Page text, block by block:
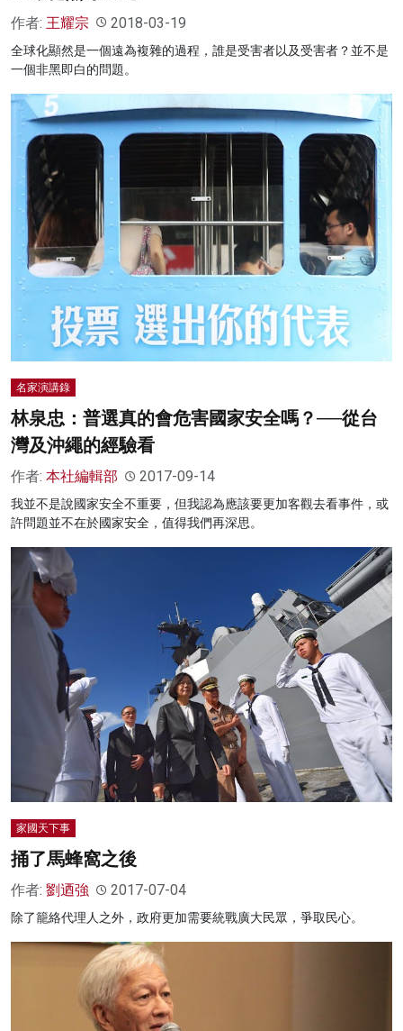
作者: 王耀宗 2018-03-19
全球化顯然是一個遠為複雜的過程，誰是受害者以及受害者？並不是
一個非黑即白的問題。
名家演講錄
林泉忠：普選真的會危害國家安全嗎？──從台
灣及沖繩的經驗看
作者: 本社編輯部 2017-09-14
我並不是說國家安全不重要，但我認為應該要更加客觀去看事件，或
許問題並不在於國家安全，值得我們再深思。
家國天下事
捅了馬蜂窩之後
作者: 劉迺強 2017-07-04
除了籠絡代理人之外，政府更加需要統戰廣大民眾，爭取民心。